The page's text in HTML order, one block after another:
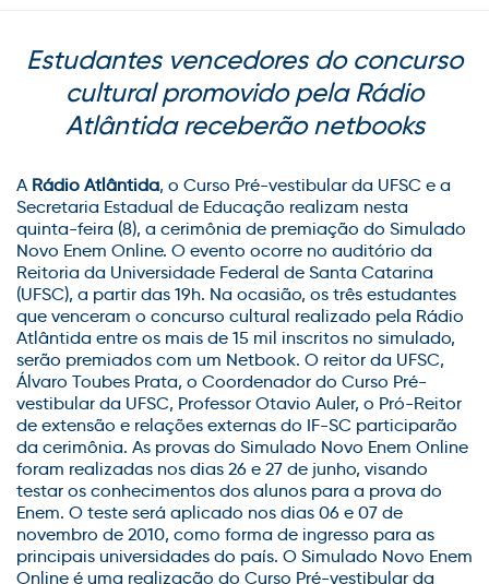
Estudantes vencedores do concurso
cultural promovido pela Rádio
Atlântida receberão netbooks
A Rádio Atlântida, o Curso Pré-vestibular da UFSC e a
Secretaria Estadual de Educação realizam nesta
quinta-feira (8), a cerimônia de premiação do Simulado
Novo Enem Online. O evento ocorre no auditório da
Reitoria da Universidade Federal de Santa Catarina
(UFSC), a partir das 19h. Na ocasião, os três estudantes
que venceram o concurso cultural realizado pela Rádio
Atlântida entre os mais de 15 mil inscritos no simulado,
serão premiados com um Netbook. O reitor da UFSC,
Álvaro Toubes Prata, o Coordenador do Curso Pré-
vestibular da UFSC, Professor Otavio Auler, o Pró-Reitor
de extensão e relações externas do IF-SC participarão
da cerimônia. As provas do Simulado Novo Enem Online
foram realizadas nos dias 26 e 27 de junho, visando
testar os conhecimentos dos alunos para a prova do
Enem. O teste será aplicado nos dias 06 e 07 de
novembro de 2010, como forma de ingresso para as
principais universidades do país. O Simulado Novo Enem
Online é uma realização do Curso Pré-vestibular da